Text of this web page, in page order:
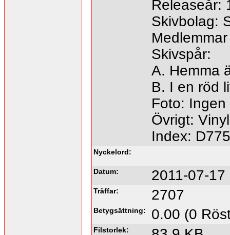
Releaseår:
Skivbolag:
Skivspår:
A. Hemma
B. I en röd
Foto:
Övrigt:
Index:
Nyckelord:
Datum: 2011-07-17
Träffar: 2707
Betygsättning: 0.00 (0
Filstorlek: